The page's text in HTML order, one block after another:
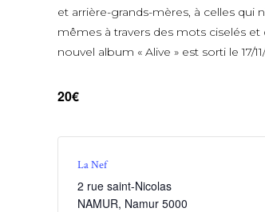
et arrière-grands-mères, à celles qui
mêmes à travers des mots ciselés
nouvel album « Alive » est sorti le 17/
20€
La Nef
2 rue saint-Nicolas
NAMUR, Namur 5000